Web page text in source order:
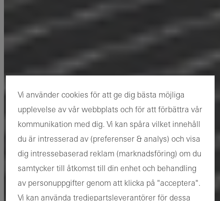
Vi använder cookies för att ge dig bästa möjliga
upplevelse av vår webbplats och för att förbättra vår
kommunikation med dig. Vi kan spåra vilket innehåll
du är intresserad av (preferenser & analys) och visa
dig intressebaserad reklam (marknadsföring) om du
samtycker till åtkomst till din enhet och behandling
av personuppgifter genom att klicka på "acceptera".
Vi kan använda tredjepartsleverantörer för dessa